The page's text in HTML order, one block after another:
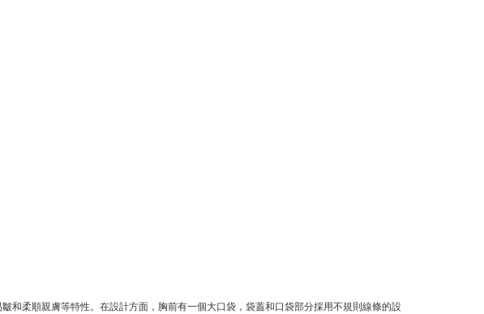
和柔順親膚等特性。在設計方面，胸前有一個大口袋，袋蓋和口袋部分採用不規則線條的設